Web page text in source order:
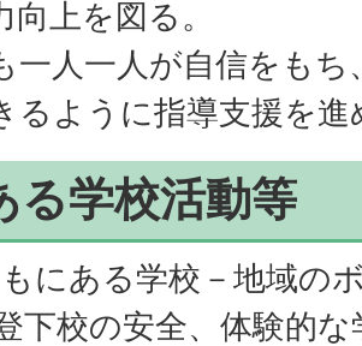
向上を図る。
一人一人が自信をもち
るように指導支援を進
る学校活動等
にある学校－地域の
下校の安全、体験的